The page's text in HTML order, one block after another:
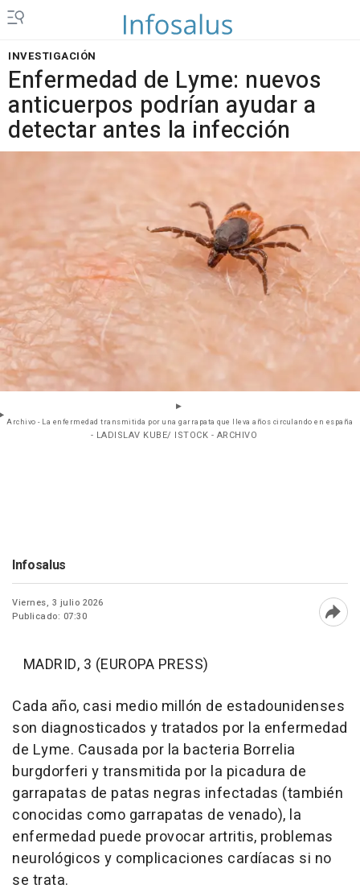
INVESTIGACIÓN
Enfermedad de Lyme: nuevos
anticuerpos podrían ayudar a
detectar antes la infección
Archivo - La enfermedad transmitida por una garrapata que lleva años circulando en españa
- LADISLAV KUBE/ ISTOCK - ARCHIVO
Infosalus
Viernes, 3 julio 2026
Publicado: 07:30
MADRID, 3 (EUROPA PRESS)
Cada año, casi medio millón de estadounidenses
son diagnosticados y tratados por la enfermedad
de Lyme. Causada por la bacteria Borrelia
burgdorferi y transmitida por la picadura de
garrapatas de patas negras infectadas (también
conocidas como garrapatas de venado), la
enfermedad puede provocar artritis, problemas
neurológicos y complicaciones cardíacas si no
se trata.